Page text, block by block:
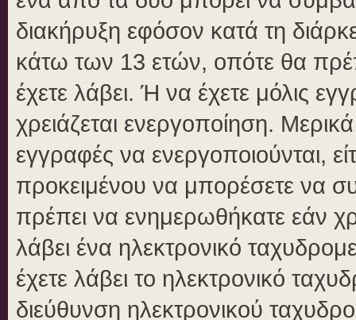
διακήρυξη εφόσον κατά τη
κάτω των 13 ετών, οπότε θα
έχετε λάβει. Ή να έχετε μόλις
χρειάζεται ενεργοποίηση.
εγγραφές να ενεργοποιούνται,
προκειμένου να μπορέσετε να
πρέπει να ενημερωθήκατε εάν
λάβει ένα ηλεκτρονικό
έχετε λάβει το ηλεκτρονικό
διεύθυνση ηλεκτρονικού